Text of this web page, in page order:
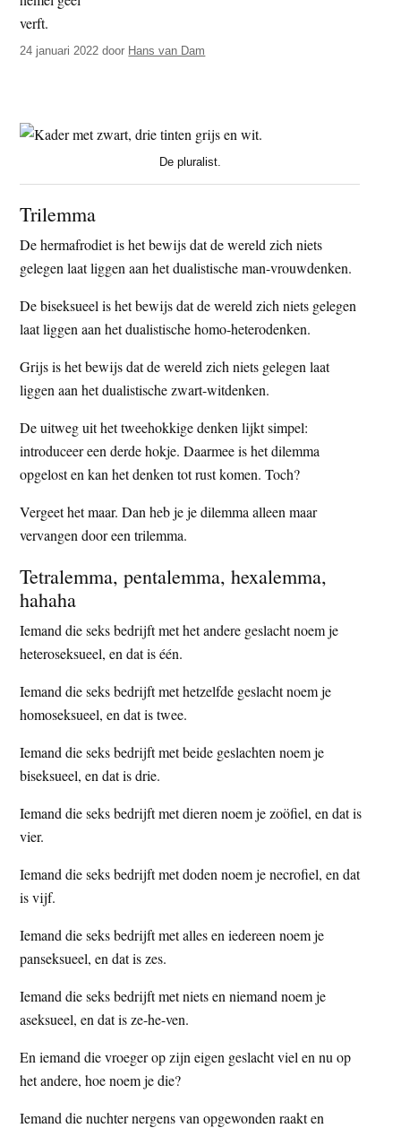
t
e
e
s
24 januari 2022 door Hans van Dam
De pluralist.
Trilemma
De hermafrodiet is het bewijs dat de wereld zich niets
gelegen laat liggen aan het dualistische man-vrouwdenken.
De biseksueel is het bewijs dat de wereld zich niets gelegen
laat liggen aan het dualistische homo-heterodenken.
Grijs is het bewijs dat de wereld zich niets gelegen laat
liggen aan het dualistische zwart-witdenken.
De uitweg uit het tweehokkige denken lijkt simpel:
introduceer een derde hokje. Daarmee is het dilemma
opgelost en kan het denken tot rust komen. Toch?
Vergeet het maar. Dan heb je je dilemma alleen maar
vervangen door een trilemma.
Tetralemma, pentalemma, hexalemma,
hahaha
Iemand die seks bedrijft met het andere geslacht noem je
heteroseksueel, en dat is één.
Iemand die seks bedrijft met hetzelfde geslacht noem je
homoseksueel, en dat is twee.
Iemand die seks bedrijft met beide geslachten noem je
biseksueel, en dat is drie.
Iemand die seks bedrijft met dieren noem je zoöfiel, en dat is
vier.
Iemand die seks bedrijft met doden noem je necrofiel, en dat
is vijf.
Iemand die seks bedrijft met alles en iedereen noem je
panseksueel, en dat is zes.
Iemand die seks bedrijft met niets en niemand noem je
aseksueel, en dat is ze-he-ven.
En iemand die vroeger op zijn eigen geslacht viel en nu op
het andere, hoe noem je die?
Iemand die nuchter nergens van opgewonden raakt en